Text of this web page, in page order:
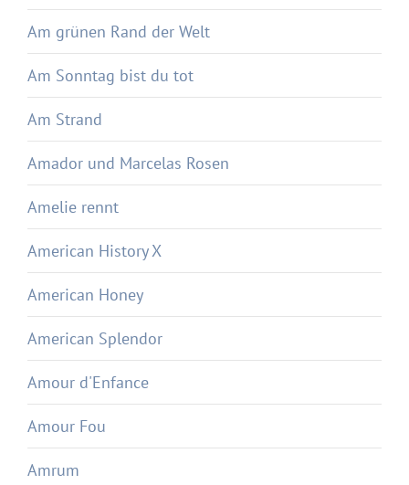
Am grünen Rand der Welt
Am Sonntag bist du tot
Am Strand
Amador und Marcelas Rosen
Amelie rennt
American History X
American Honey
American Splendor
Amour d'Enfance
Amour Fou
Amrum